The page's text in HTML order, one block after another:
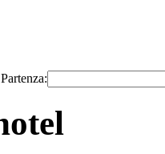
Partenza: